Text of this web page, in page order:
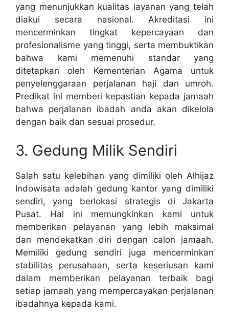
yang menunjukkan kualitas layanan yang telah
diakui secara nasional. Akreditasi ini
mencerminkan tingkat kepercayaan dan
profesionalisme yang tinggi, serta membuktikan
bahwa kami memenuhi standar yang
ditetapkan oleh Kementerian Agama untuk
penyelenggaraan perjalanan haji dan umroh.
Predikat ini memberi kepastian kepada jamaah
bahwa perjalanan ibadah anda akan dikelola
dengan baik dan sesuai prosedur.
3. Gedung Milik Sendiri
Salah satu kelebihan yang dimiliki oleh Alhijaz
Indowisata adalah gedung kantor yang dimiliki
sendiri, yang berlokasi strategis di Jakarta
Pusat. Hal ini memungkinkan kami untuk
memberikan pelayanan yang lebih maksimal
dan mendekatkan diri dengan calon jamaah.
Memiliki gedung sendiri juga mencerminkan
stabilitas perusahaan, serta keseriusan kami
dalam memberikan pelayanan terbaik bagi
setiap jamaah yang mempercayakan perjalanan
ibadahnya kepada kami.